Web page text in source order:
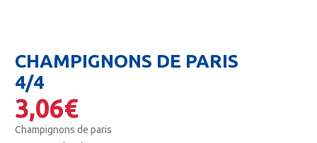
CHAMPIGNONS DE PARIS
4/4
3,06€
Champignons de paris